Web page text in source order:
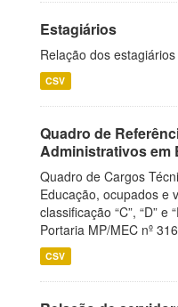
Estagiários
Relação dos
CSV
Quadro de
Administrativos em
Quadro de Cargos
Educação, ocupados e
classificação “C”, “D” e
Portaria MP/MEC nº
CSV